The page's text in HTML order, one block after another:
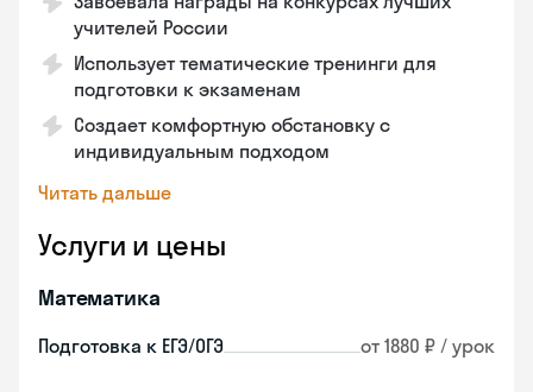
учителей России
Использует тематические тренинги для
подготовки к экзаменам
Создает комфортную обстановку с
индивидуальным подходом
Читать дальше
Услуги и цены
Математика
Подготовка к ЕГЭ/ОГЭ от 1880 ₽ / урок